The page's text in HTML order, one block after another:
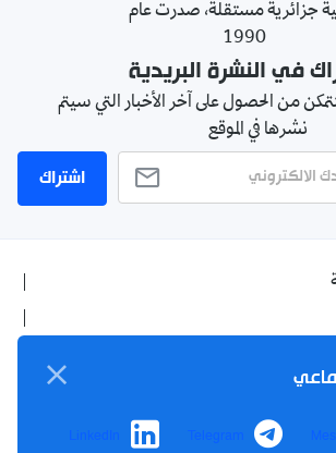
جزائرية مستقلة، صدرت عام
1990
في النشرة البريدية
من الحصول على آخر الأخبار التي سيتم
نشرها في الموقع
اشتراك
Telegram
LinkedIn